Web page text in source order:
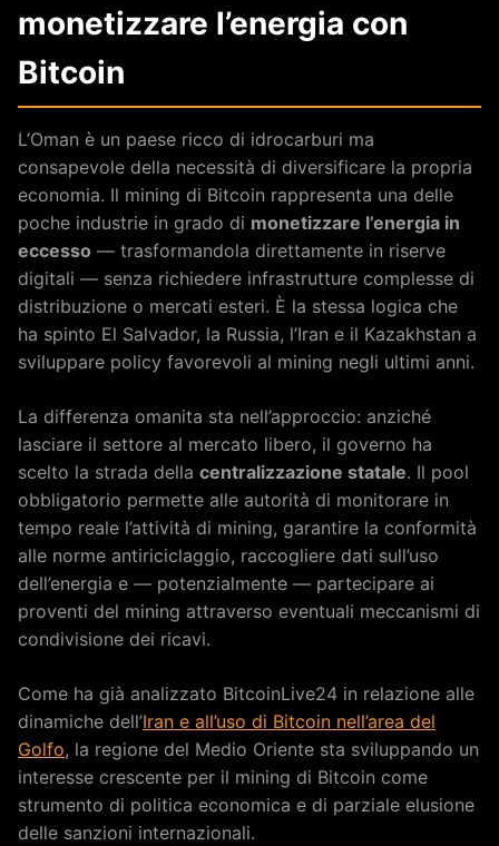
monetizzare l’energia con
Bitcoin
L’Oman è un paese ricco di idrocarburi ma
consapevole della necessità di diversificare la propria
economia. Il mining di Bitcoin rappresenta una delle
poche industrie in grado di monetizzare l’energia in
eccesso — trasformandola direttamente in riserve
digitali — senza richiedere infrastrutture complesse di
distribuzione o mercati esteri. È la stessa logica che
ha spinto El Salvador, la Russia, l’Iran e il Kazakhstan a
sviluppare policy favorevoli al mining negli ultimi anni.
La differenza omanita sta nell’approccio: anziché
lasciare il settore al mercato libero, il governo ha
scelto la strada della centralizzazione statale. Il pool
obbligatorio permette alle autorità di monitorare in
tempo reale l’attività di mining, garantire la conformità
alle norme antiriciclaggio, raccogliere dati sull’uso
dell’energia e — potenzialmente — partecipare ai
proventi del mining attraverso eventuali meccanismi di
condivisione dei ricavi.
Come ha già analizzato BitcoinLive24 in relazione alle
dinamiche dell’Iran e all’uso di Bitcoin nell’area del
Golfo, la regione del Medio Oriente sta sviluppando un
interesse crescente per il mining di Bitcoin come
strumento di politica economica e di parziale elusione
delle sanzioni internazionali.